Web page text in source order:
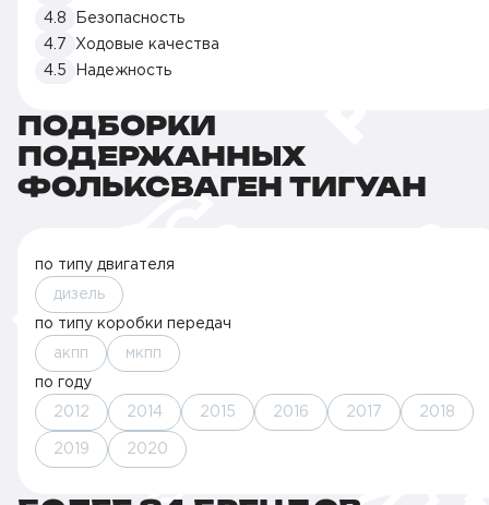
4.8
Безопасность
4.7
Ходовые качества
4.5
Надежность
ПОДБОРКИ
ПОДЕРЖАННЫХ
ФОЛЬКСВАГЕН ТИГУАН
по типу двигателя
дизель
по типу коробки передач
акпп мкпп
по году
2012 2014 2015 2016 2017 2018
2019 2020